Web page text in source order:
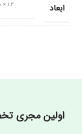
ابعاد
اولین مجری